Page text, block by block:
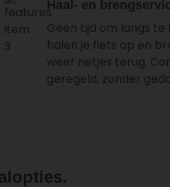
Haal- en
Geen tijd om langs te
halen je fiets op en
weer netjes terug.
geregeld, zonder